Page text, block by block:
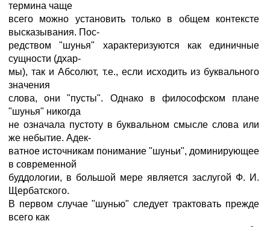
термина чаще
всего можно установить только в общем контексте
высказывания. Пос-
редством "шунья" характеризуются как единичные
сущности (дхар-
мы), так и Абсолют, т.е., если исходить из буквального
значения
слова, они "пусты". Однако в философском плане
"шунья" никогда
не означала пустоту в буквальном смысле слова или
же небытие. Адек-
ватное источникам понимание "шуньи", доминирующее
в современной
буддологии, в большой мере является заслугой Ф. И.
Щербатского.
В первом случае "шунью" следует трактовать прежде
всего как